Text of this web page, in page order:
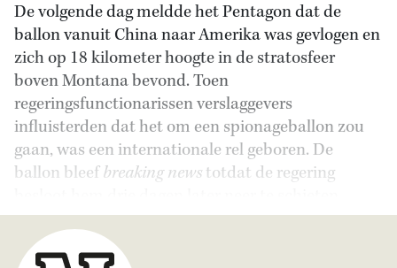
De volgende dag meldde het Pentagon dat de
ballon vanuit China naar Amerika was gevlogen en
zich op 18 kilometer hoogte in de stratosfeer
boven Montana bevond. Toen
regeringsfunctionarissen verslaggevers
influisterden dat het om een spionageballon zou
gaan, was een internationale rel geboren. De
ballon bleefbreaking newstotdat de regering